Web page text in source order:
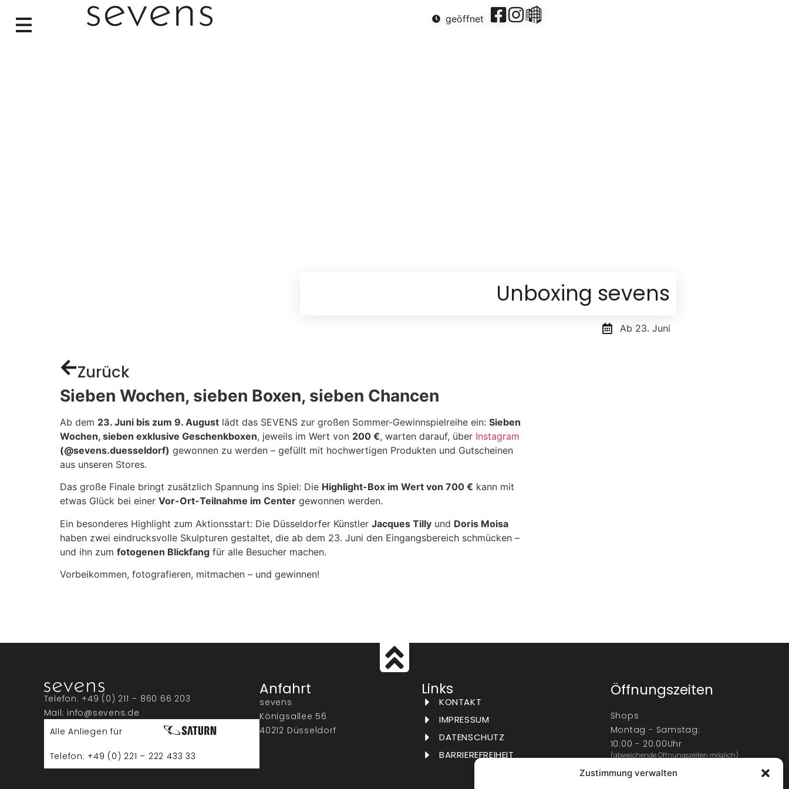
Zustimmung verwalten
Unboxing sevens – sevens geöffnet
Unboxing sevens
Ab 23. Juni
Zurück
Sieben Wochen, sieben Boxen, sieben Chancen
Ab dem 23. Juni bis zum 9. August lädt das SEVENS zur großen Sommer-Gewinnspielreihe ein: Sieben
Wochen, sieben exklusive Geschenkboxen, jeweils im Wert von 200 €, warten darauf, über Instagram
(@sevens.duesseldorf) gewonnen zu werden – gefüllt mit hochwertigen Produkten und Gutscheinen
aus unseren Stores.
Das große Finale bringt zusätzlich Spannung ins Spiel: Die Highlight-Box im Wert von 700 € kann mit
etwas Glück bei einer Vor-Ort-Teilnahme im Center gewonnen werden.
Ein besonderes Highlight zum Aktionsstart: Die Düsseldorfer Künstler Jacques Tilly und Doris Moisa
haben zwei eindrucksvolle Skulpturen gestaltet, die ab dem 23. Juni den Eingangsbereich schmücken –
und ihn zum fotogenen Blickfang für alle Besucher machen.
Vorbeikommen, fotografieren, mitmachen – und gewinnen!
Telefon: +49 (0) 211 – 860 66 203
Mail: info@sevens.de
Alle Anliegen für
Telefon: +49 (0) 221 – 222 433 33
Anfahrt
sevens
Königsallee 56
40212 Düsseldorf
Links
KONTAKT
IMPRESSUM
DATENSCHUTZ
BARRIEREFREIHEIT
Öffnungszeiten
Shops
Montag - Samstag:
10:00 - 20:00Uhr
(abweichende Öffnungszeiten möglich)
Center